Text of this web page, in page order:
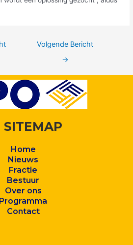
Volgende Bericht
→
SITEMAP
Home
Nieuws
Fractie
Bestuur
Over ons
Programma
Contact